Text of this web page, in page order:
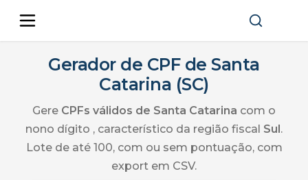
Gerador de CPF de Santa
Catarina (SC)
Gere CPFs válidos de Santa Catarina com o
nono dígito , característico da região fiscal Sul.
Lote de até 100, com ou sem pontuação, com
export em CSV.